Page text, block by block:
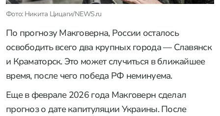
Фото: Никита Цицаги/NEWS.ru
По прогнозу Макговерна, России осталось
освободить всего два крупных города — Славянск
и Краматорск. Это может случиться в ближайшее
время, после чего победа РФ неминуема.
Еще в феврале 2026 года Макговерн сделал
прогноз о дате капитуляции Украины. После